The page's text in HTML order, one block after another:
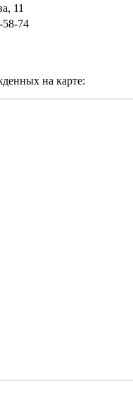
11
58-74
на карте: